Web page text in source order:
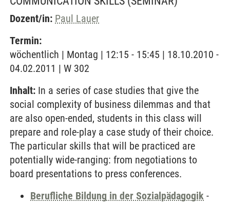
Dozent/in: Paul Lauer
Termin:
wöchentlich | Montag | 12:15 - 15:45 | 18.10.2010 -
04.02.2011 | W 302
Inhalt: In a series of case studies that give the
social complexity of business dilemmas and that
are also open-ended, students in this class will
prepare and role-play a case study of their choice.
The particular skills that will be practiced are
potentially wide-ranging: from negotiations to
board presentations to press conferences.
Berufliche Bildung in der Sozialpädagogik -